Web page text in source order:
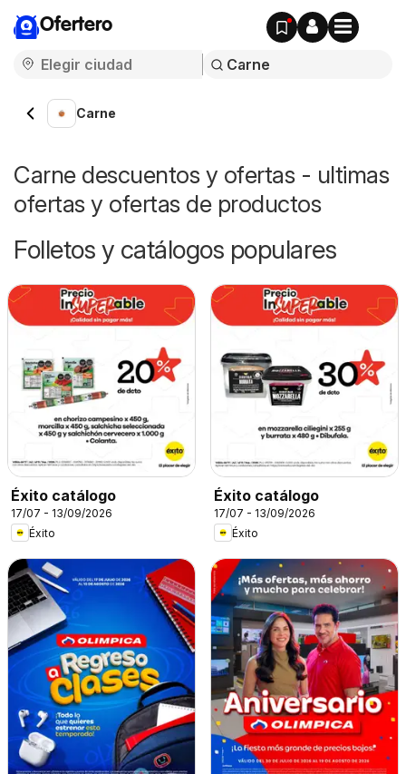
Ofertero
Carne
Carne descuentos y ofertas - ultimas
ofertas y ofertas de productos
Folletos y catálogos populares
Éxito catálogo
17/07 - 13/09/2026
Éxito
Éxito catálogo
17/07 - 13/09/2026
Éxito